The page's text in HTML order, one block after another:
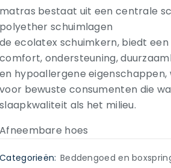
matras bestaat uit een centrale
polyether schuimlagen
de ecolatex schuimkern, biedt
comfort, ondersteuning,
en hypoallergene
voor bewuste consumenten die
slaapkwaliteit als het milieu.
Afneembare hoes
Categorieën: Beddengoed en